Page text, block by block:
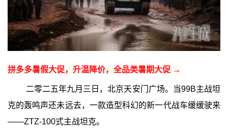
拼多多暑假大促，升温降价，全品类暑期大促 →
二零二五年九月三日，北京天安门广场。当99B主战坦
克的轰鸣声还未远去，一款造型科幻的新一代战车缓缓驶来
——ZTZ-100式主战坦克。